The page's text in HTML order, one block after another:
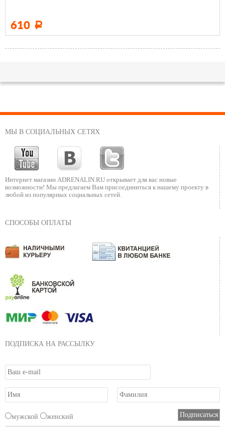
610 Р
МЫ В СОЦИАЛЬНЫХ СЕТЯХ
Интернет магазин ADRENALIN.RU открывает для вас новые
возможности! Мы предлагаем Вам присоединиться к нашему проекту в
любой из популярных социальных сетей.
СПОСОБЫ ОПЛАТЫ
ПОДПИСКА НА РАССЫЛКУ
мужской женский